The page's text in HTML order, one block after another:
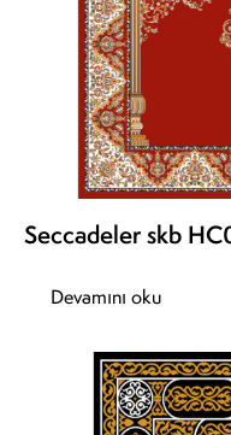
Seccadeler skb
Devamını oku